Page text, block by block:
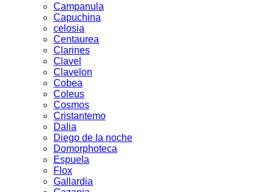
Campanula
Capuchina
celosia
Centaurea
Clarines
Clavel
Clavelon
Cobea
Coleus
Cosmos
Cristantemo
Dalia
Diego de la noche
Domorphoteca
Espuela
Flox
Gallardia